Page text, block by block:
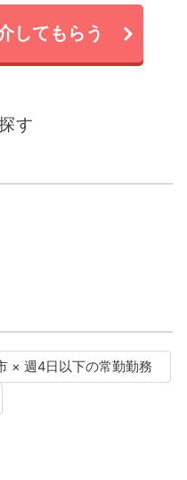
してもらう
す
× 週4日以下の常勤勤務